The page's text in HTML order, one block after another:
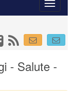
- Salute -